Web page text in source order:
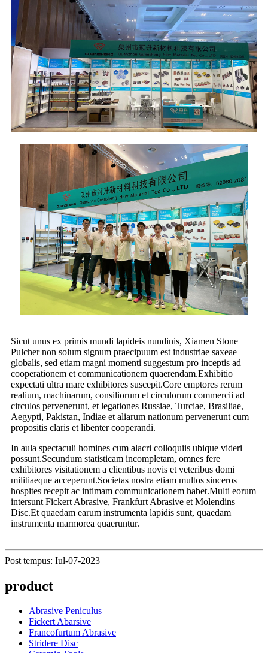
Sicut unus ex primis mundi lapideis nundinis, Xiamen Stone
Pulcher non solum signum praecipuum est industriae saxeae
globalis, sed etiam magni momenti suggestum pro inceptis ad
cooperationem et communicationem quaerendam.Exhibitio
expectati ultra mare exhibitores suscepit.Core emptores rerum
realium, machinarum, consiliorum et circulorum commercii ad
circulos pervenerunt, et legationes Russiae, Turciae, Brasiliae,
Aegypti, Pakistan, Indiae et aliarum nationum pervenerunt cum
propositis claris et libenter cooperandi.
In aula spectaculi homines cum alacri colloquiis ubique videri
possunt.Secundum statisticam incompletam, omnes fere
exhibitores visitationem a clientibus novis et veteribus domi
militiaeque acceperunt.Societas nostra etiam multos sinceros
hospites recepit ac intimam communicationem habet.Multi eorum
intersunt Fickert Abrasive, Frankfurt Abrasive et Molendins
Disc.Et quaedam earum instrumenta lapidis sunt, quaedam
instrumenta marmorea quaeruntur.
Post tempus: Iul-07-2023
product
Abrasive Peniculus
Fickert Abarsive
Francofurtum Abrasive
Stridere Disc